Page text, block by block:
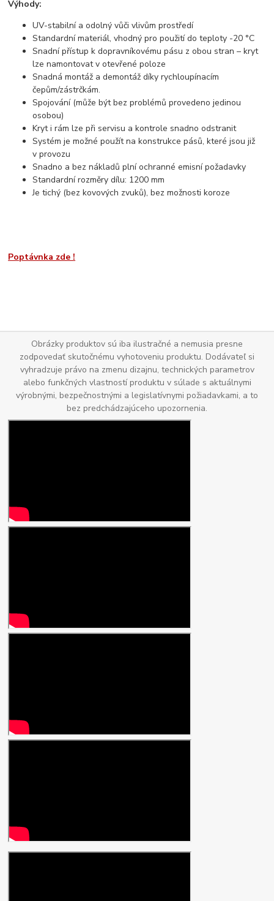
Výhody:
UV-stabilní a odolný vůči vlivům prostředí
Standardní materiál, vhodný pro použití do teploty -20 °C
Snadní přístup k dopravníkovému pásu z obou stran – kryt
lze namontovat v otevřené poloze
Snadná montáž a demontáž díky rychloupínacím
čepům/zástrčkám.
Spojování (může být bez problémů provedeno jedinou
osobou)
Kryt i rám lze při servisu a kontrole snadno odstranit
Systém je možné použít na konstrukce pásů, které jsou již
v provozu
Snadno a bez nákladů plní ochranné emisní požadavky
Standardní rozměry dílu: 1200 mm
Je tichý (bez kovových zvuků), bez možnosti koroze
Poptávnka zde !
Obrázky produktov sú iba ilustračné a nemusia presne
zodpovedať skutočnému vyhotoveniu produktu. Dodávateľ si
vyhradzuje právo na zmenu dizajnu, technických parametrov
alebo funkčných vlastností produktu v súlade s aktuálnymi
výrobnými, bezpečnostnými a legislatívnymi požiadavkami, a to
bez predchádzajúceho upozornenia.